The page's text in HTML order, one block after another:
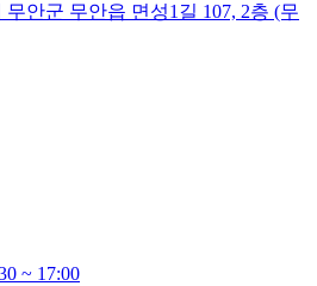
안군 무안읍 면성1길 107, 2층 (무
~ 17:00